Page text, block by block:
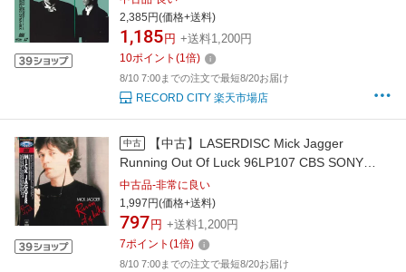
/00600
2,385円(価格+送料)
1,185 円 +送料1,200円
10ポイント (1倍)
8/10 7:00までの注文で最短8/20お届け
RECORD CITY 楽天市場店
中古
【中古】LASERDISC Mick Jagger
Running Out Of Luck 96LP107 CBS SONY
/00600
中古品-非常に良い
1,997円(価格+送料)
797 円 +送料1,200円
7ポイント (1倍)
8/10 7:00までの注文で最短8/20お届け